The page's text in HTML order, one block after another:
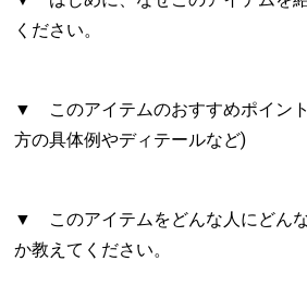
ください。
▼ このアイテムのおすすめポイン
方の具体例やディテールなど)
▼ このアイテムをどんな人にどん
か教えてください。